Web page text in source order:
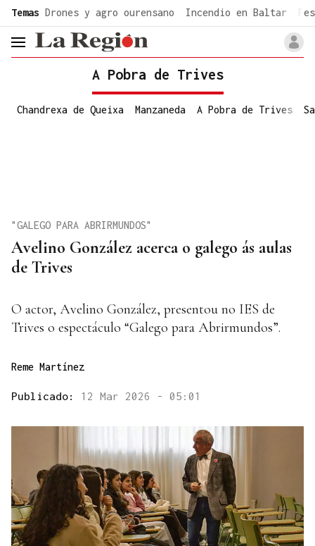
Temas Drones y agro ourensano Incendio en Baltar
header.menu.open
A Pobra de Trives
Chandrexa de Queixa Manzaneda A Pobra de Trives
Avelino González acerca o galego ás aulas
de Trives
"GALEGO PARA ABRIRMUNDOS"
O actor, Avelino González, presentou no IES de
Trives o espectáculo “Galego para Abrirmundos”.
Reme Martínez
Publicado: 12 Mar 2026 - 05:01